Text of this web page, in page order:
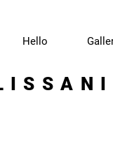
Hello